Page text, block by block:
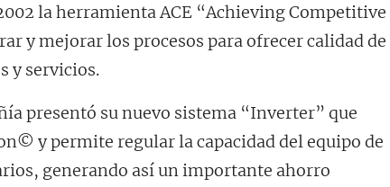
la herramienta ACE “Achieving Competitive
y mejorar los procesos para ofrecer calidad de
y servicios.
presentó su nuevo sistema “Inverter” que
y permite regular la capacidad del equipo de
generando así un importante ahorro